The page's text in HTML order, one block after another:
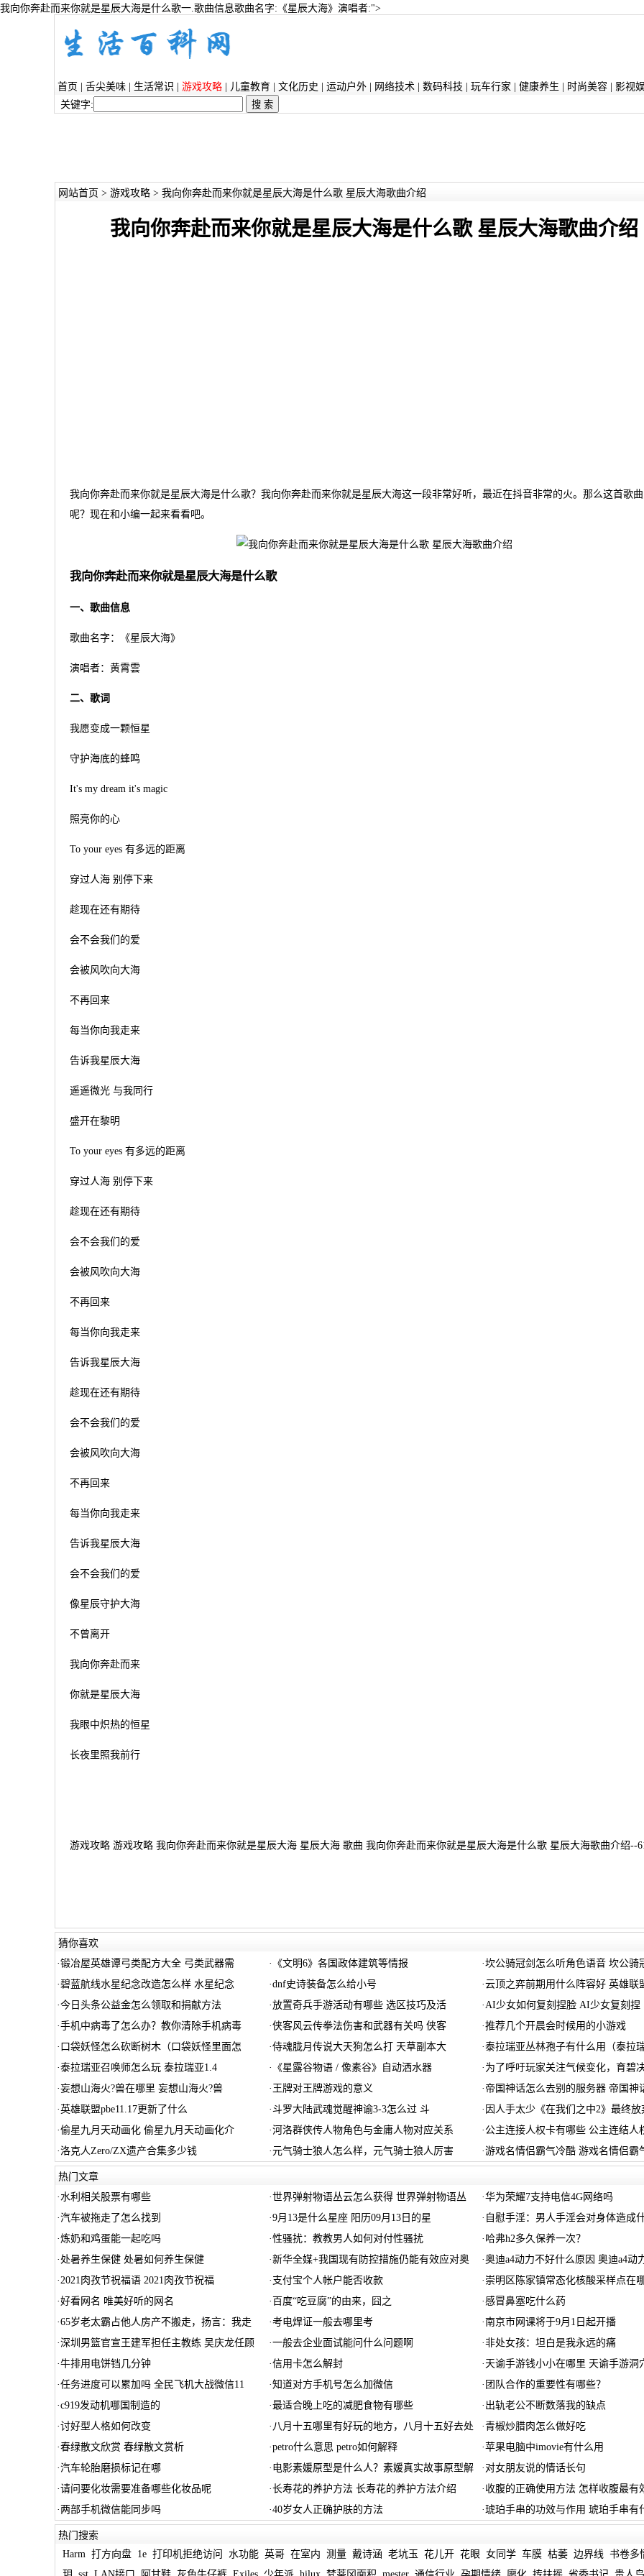
我向你奔赴而来你就是星辰大海是什么歌一.歌曲信息歌曲名字:《星辰大海》演唱者:">
首页 舌尖美味| 生活常识 游戏攻略| 儿童教育| 文化历史 运动户外| 网络技术| 数码科技 玩车行家 健康养生 时尚美容| 影视
关键字:
网站首页 > 游戏攻略> 我向你奔赴而来你就是星辰大海是什么歌 星辰大海歌曲介绍
我向你奔赴而来你就是星辰大海是什么歌 星辰大海歌曲介绍
我向你奔赴而来你就是星辰大海是什么歌？我向你奔赴而来你就是星辰大海这一段非常好听，最近在抖音非常的火。那么这首歌
呢？现在和小编一起来看看吧。
我向你奔赴而来你就是星辰大海是什么歌
一、歌曲信息
歌曲名字：《星辰大海》
演唱者：黄霄雲
二、歌词
我愿变成一颗恒星
守护海底的蜂鸣
It's my dream it's magic
照亮你的心
To your eyes 有多远的距离
穿过人海 别停下来
趁现在还有期待
会不会我们的爱
会被风吹向大海
不再回来
每当你向我走来
告诉我星辰大海
遥遥微光 与我同行
盛开在黎明
To your eyes 有多远的距离
穿过人海 别停下来
趁现在还有期待
会不会我们的爱
会被风吹向大海
不再回来
每当你向我走来
告诉我星辰大海
趁现在还有期待
会不会我们的爱
会被风吹向大海
不再回来
每当你向我走来
告诉我星辰大海
会不会我们的爱
像星辰守护大海
不曾离开
我向你奔赴而来
你就是星辰大海
我眼中炽热的恒星
长夜里照我前行
游戏攻略 游戏攻略 我向你奔赴而来你就是星辰大海 星辰大海 歌曲 我向你奔赴而来你就是星辰大海是什么歌 星辰大海歌曲介绍--
猜你喜欢
·锻冶屋英雄谭弓类配方大全 弓类武器需 · 《文明6》各国政体建筑等情报 ·坎公骑冠剑怎么听角色语音 坎公骑
·碧蓝航线水星纪念改造怎么样 水星纪念 ·dnf史诗装备怎么给小号 ·云顶之弈前期用什么阵容好 英雄联
·今日头条公益金怎么领取和捐献方法 ·放置奇兵手游活动有哪些 选区技巧及活 ·AI少女如何复刻捏脸 AI少女复刻捏
·手机中病毒了怎么办？教你清除手机病毒 ·侠客风云传拳法伤害和武器有关吗 侠客 ·推荐几个开晨会时候用的小游戏
· 口袋妖怪怎么砍断树木（口袋妖怪里面怎 ·侍魂胧月传说大天狗怎么打 天草副本大 ·泰拉瑞亚丛林孢子有什么用（泰拉
·泰拉瑞亚召唤师怎么玩 泰拉瑞亚1.4 · 《星露谷物语 / 像素谷》自动洒水器 · 为了呼吁玩家关注气候变化，育碧
·妄想山海火?兽在哪里 妄想山海火?兽 · 王牌对王牌游戏的意义 · 帝国神话怎么去别的服务器 帝国神
·英雄联盟pbe11.17更新了什么 ·斗罗大陆武魂觉醒神谕3-3怎么过 斗 · 因人手太少《在我们之中2》最终放
·偷星九月天动画化 偷星九月天动画化介 ·河洛群侠传人物角色与金庸人物对应关系 · 公主连接人权卡有哪些 公主连结人
·洛克人Zero/ZX遗产合集多少钱 ·元气骑士狼人怎么样，元气骑士狼人厉害 ·游戏名情侣霸气冷酷 游戏名情侣霸
热门文章
·水利相关股票有哪些 ·世界弹射物语丛云怎么获得 世界弹射物语丛 ·华为荣耀7支持电信4G网络吗
·汽车被拖走了怎么找到 ·9月13是什么星座 阳历09月13日的星 · 自慰手淫：男人手淫会对身体造成
·炼奶和鸡蛋能一起吃吗 ·性骚扰：教教男人如何对付性骚扰 · 哈弗h2多久保养一次？
· 处暑养生保健 处暑如何养生保健 ·新华全媒+我国现有防控措施仍能有效应对奥 ·奥迪a4动力不好什么原因 奥迪a4动
·2021肉孜节祝福语 2021肉孜节祝福 · 支付宝个人帐户能否收款 · 崇明区陈家镇常态化核酸采样点在
·好看网名 唯美好听的网名 · 百度“吃豆腐”的由来，囧之 ·感冒鼻塞吃什么药
·65岁老太霸占他人房产不搬走，扬言：我走 ·考电焊证一般去哪里考 ·南京市网课将于9月1日起开播
·深圳男篮官宣王建军担任主教练 吴庆龙任顾 ·一般去企业面试能问什么问题啊 ·非处女孩：坦白是我永远的痛
·牛排用电饼铛几分钟 ·信用卡怎么解封 · 天谕手游钱小小在哪里 天谕手游洞
·任务进度可以累加吗 全民飞机大战微信11 ·知道对方手机号怎么加微信 · 团队合作的重要性有哪些？
·c919发动机哪国制造的 ·最适合晚上吃的减肥食物有哪些 · 出轨老公不断数落我的缺点
·讨好型人格如何改变 · 八月十五哪里有好玩的地方，八月十五好去处 ·青椒炒腊肉怎么做好吃
·春绿散文欣赏 春绿散文赏析 ·petro什么意思 petro如何解释 ·苹果电脑中imovie有什么用
·汽车轮胎磨损标记在哪 · 电影素媛原型是什么人？素媛真实故事原型解 · 对女朋友说的情话长句
·请问要化妆需要准备哪些化妆品呢 ·长寿花的养护方法 长寿花的养护方法介绍 · 收腹的正确使用方法 怎样收腹最有
· 两部手机微信能同步吗 ·40岁女人正确护肤的方法 ·琥珀手串的功效与作用 琥珀手串有
热门搜索
Harm 打方向盘 1e 打印机拒绝访问 水功能 英哥 在室内 测量 戴诗涵 老坑玉 花儿开 花眼 女同学 车膜 枯萎 边界线 书卷多